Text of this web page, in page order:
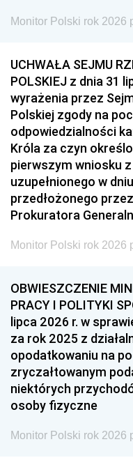
Monitor Polski rok 2026
UCHWAŁA SEJMU
POLSKIEJ z dnia 31
wyrażenia przez
Polskiej zgody na
odpowiedzialności
Króla za czyn
pierwszym wniosku
uzupełnionego w
przedłożonego
Prokuratora
Monitor Polski rok 2026
OBWIESZCZENIE
PRACY I POLITYKI
lipca 2026 r. w
za rok 2025 z
opodatkowaniu na
zryczałtowanym
niektórych
osoby fizyczne
Monitor Polski rok 2026